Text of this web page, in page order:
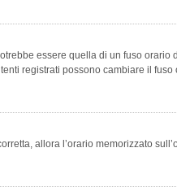
essere quella di un fuso
registrati possono cambiare il
allora l’orario memorizzato